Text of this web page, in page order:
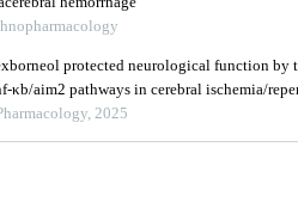
protected neurological function by
κb/aim2 pathways in cerebral ischemia/
2025